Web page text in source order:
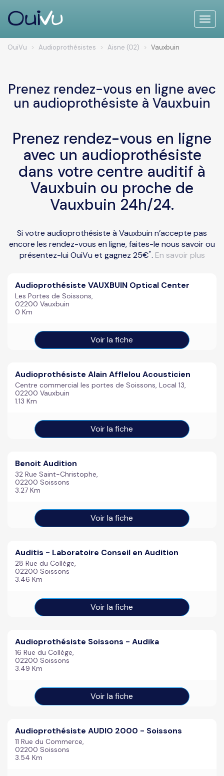
Toggle
OuiVu Audioprothésistes Aisne (02) Vauxbuin
Prenez rendez-vous en ligne avec
un audioprothésiste à Vauxbuin
Prenez rendez-vous en ligne
avec un audioprothésiste
dans votre centre auditif à
Vauxbuin ou proche de
Vauxbuin 24h/24.
Si votre audioprothésiste à Vauxbuin n’accepte pas
encore les rendez-vous en ligne, faites-le nous savoir ou
présentez-lui OuiVu et gagnez 25€*. En savoir plus
Audioprothésiste VAUXBUIN Optical Center
Les Portes de Soissons,
02200 Vauxbuin
0 Km
Voir la fiche
Audioprothésiste Alain Afflelou Acousticien
Centre commercial les portes de Soissons, Local 13,
02200 Vauxbuin
1.13 Km
Voir la fiche
Benoit Audition
32 Rue Saint-Christophe,
02200 Soissons
3.27 Km
Voir la fiche
Auditis - Laboratoire Conseil en Audition
28 Rue du Collège,
02200 Soissons
3.46 Km
Voir la fiche
Audioprothésiste Soissons - Audika
16 Rue du Collège,
02200 Soissons
3.49 Km
Voir la fiche
Audioprothésiste AUDIO 2000 - Soissons
11 Rue du Commerce,
02200 Soissons
3.54 Km